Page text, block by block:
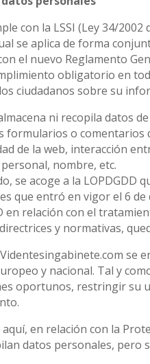
con la LSSI (Ley 34/
se aplica de forma
el nuevo Reglamento
obligatorio en
ciudadanos sobre su
ni recopila datos
formularios o
de la web, interacción
nombre, etc.
se acoge a la LOPDGDD
que entró en vigor el 6
en relación con el
y normativas,
se
y nacional. Tal y
oportunos, restringir su
en relación con la
datos personales,